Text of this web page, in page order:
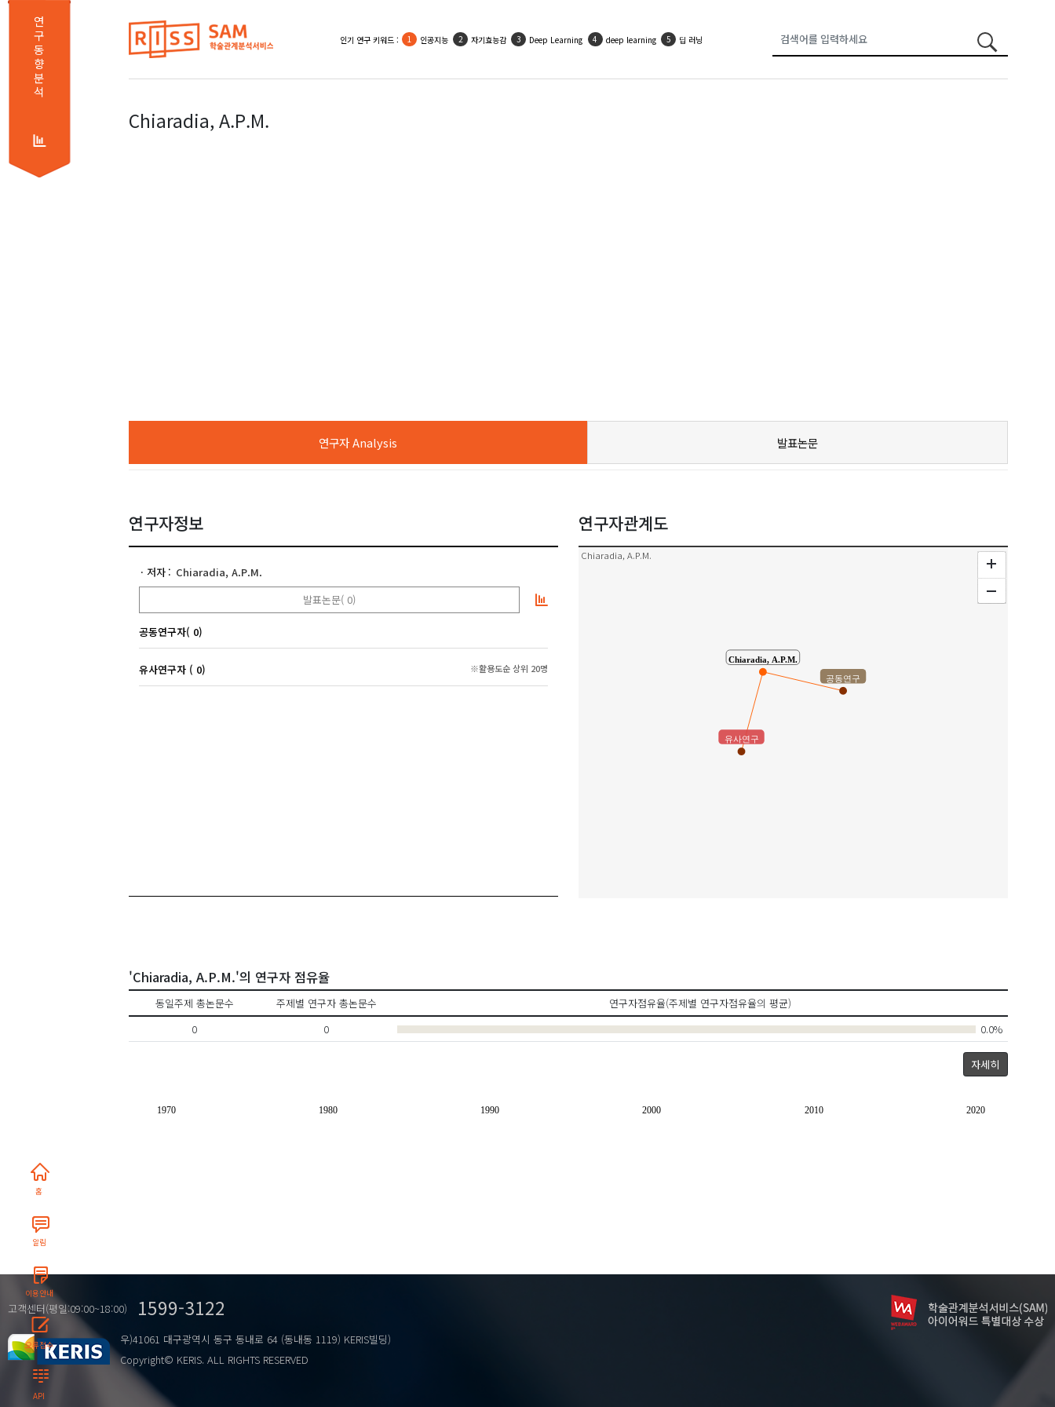
연
구
동
향
분
석
홈
알림
이용안내
오류접수
API
인기 연구 키워드 : 인공지능 자기효능감 Deep Learning deep learning 딥 러닝
Chiaradia, A.P.M.
연구자 Analysis 발표논문
연구자정보
저자
Chiaradia, A.P.M.
발표논문( 0)
공동연구자( 0)
유사연구자 ( 0) ※활용도순 상위 20명
연구자관계도
Chiaradia, A.P.M.
Chiaradia, A.P.M.
공동연구
유사연구
'Chiaradia, A.P.M.'의 연구자 점유율
동일주제 총논문수 주제별 연구자 총논문수
연구자점유율(주제별 연구자점유율의 평균)
0
0 0.0%
자세히
1970 1980 1990 2000 2010 2020
고객센터(평일:09:00~18:00) 1599-3122
우)41061 대구광역시 동구 동내로 64 (동내동 1119) KERIS빌딩)
Copyright© KERIS. ALL RIGHTS RESERVED